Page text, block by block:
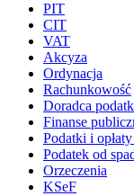
PIT
CIT
VAT
Akcyza
Ordynacja
Rachunkowość
Doradca
Finanse
Podatki i
Podatek od
Orzeczenia
KSeF